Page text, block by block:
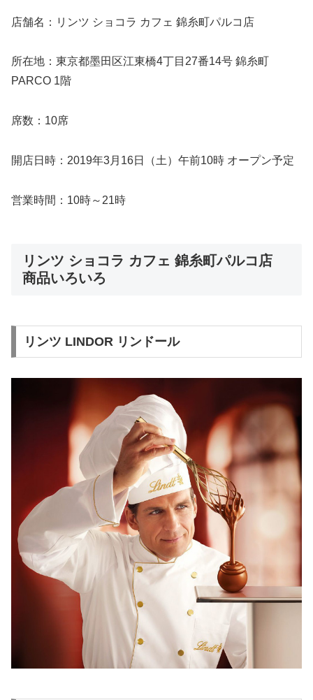
店舗名：リンツ ショコラ カフェ 錦糸町パルコ店
所在地：東京都墨田区江東橋4丁目27番14号 錦糸町
PARCO 1階
席数：10席
開店日時：2019年3月16日（土）午前10時 オープン予定
営業時間：10時～21時
リンツ ショコラ カフェ 錦糸町パルコ店
商品いろいろ
リンツ LINDOR リンドール